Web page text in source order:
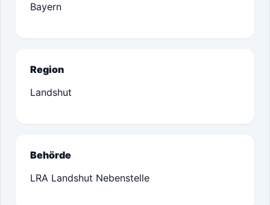
Bayern
Region
Landshut
Behörde
LRA Landshut Nebenstelle